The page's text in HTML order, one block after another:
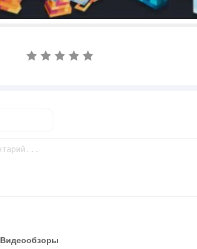
Видеообзоры